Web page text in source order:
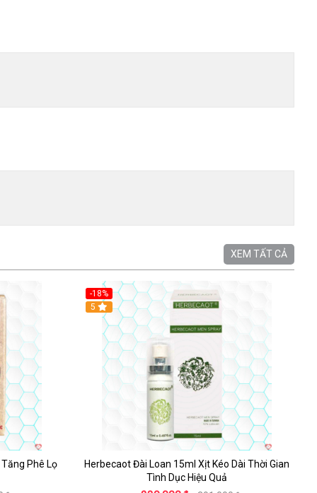
XEM TẤT CẢ
Phê Lọ
-18%
5
Herbecaot Đài Loan 15ml Xịt Kéo Dài Thời Gian
Tình Dục Hiệu Quả